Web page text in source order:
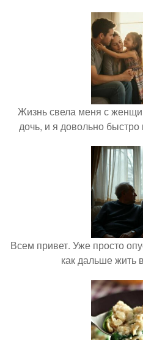
Жизнь свела меня с
дочь, и я довольно
Всем привет. Уже просто
как дальше жить